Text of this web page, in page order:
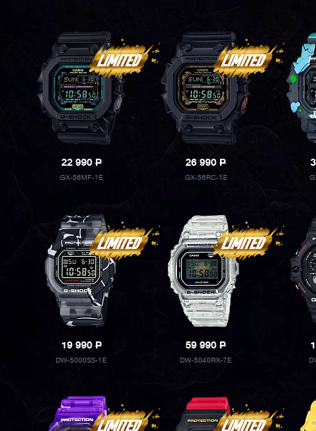
22 990P
GX-56MF-1E
26 990P
GX-56RC-1E
19 990P
DW-5000SS-1E
59 990P
DW-5040RX-7E